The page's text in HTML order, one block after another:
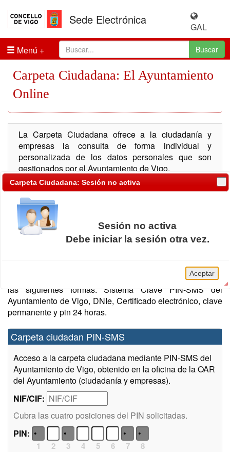
Sede Electrónica
GAL
Menú
Buscar
Carpeta Ciudadana: El Ayuntamiento
Online
La Carpeta Ciudadana ofrece a la ciudadanía y
empresas la consulta de forma individual y
personalizada de los datos personales que son
gestionados por el Ayuntamiento de Vigo.
Entre los servicios que ofrece se encuentran:
Registro Telemático, consulta de expedientes,
consulta de notificaciones, información tributaria,
multas de tráfico, padrón de habitantes, ...
Puede acceder a la Carpeta Ciudadana autenticándose de
las siguientes formas: Sistema Clave PIN-SMS del
Ayuntamiento de Vigo, DNIe, Certificado electrónico, clave
permanente y pin 24 horas.
Carpeta ciudadan PIN-SMS
Acceso a la carpeta ciudadana mediante PIN-SMS del
Ayuntamiento de Vigo, obtenido en la oficina de la OAR
del Ayuntamiento (ciudadanía y empresas).
NIF/CIF:
Cubra las cuatro posiciones del PIN solicitadas.
PIN:
1 2 3 4 5 6 7 8
Carpeta Ciudadana: Sesión no activa
Sesión no activa
Debe iniciar la sesión otra vez.
Aceptar